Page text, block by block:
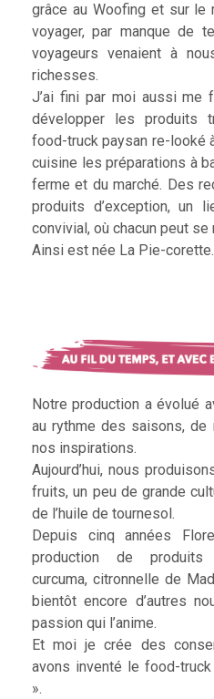
grâce au Woofing et sur le
voyager, par manque de
voyageurs venaient à
richesses.
J’ai fini par moi aussi me
développer les produits
food-truck paysan re-looké
cuisine les préparations à
ferme et du marché. Des
produits d’exception, un
convivial, où chacun peut se
Ainsi est née La Pie-corette.
Notre production a évolué
au rythme des saisons,
nos inspirations.
Aujourd’hui, nous
fruits, un peu de grande
de l’huile de tournesol.
Depuis cinq années
production de produits
curcuma, citronnelle de
bientôt encore d’autres
passion qui l’anime.
Et moi je crée des
avons inventé le food-
».